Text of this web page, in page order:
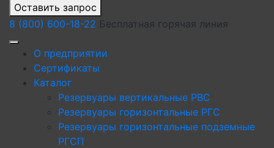
Оставить запрос
8 (800) 600-18-22 Бесплатная горячая линия
О предприятии
Сертификаты
Каталог
Резервуары вертикальные РВС
Резервуары горизонтальные РГС
Резервуары горизонтальные подземные
РГСП